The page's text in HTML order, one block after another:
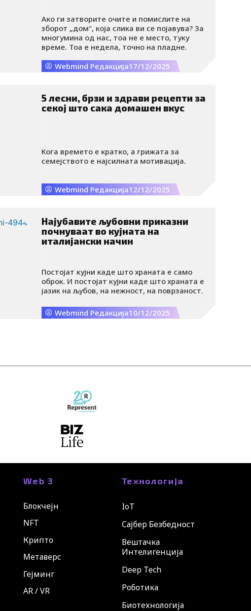
Ако ги затворите очите и помислите на
зборот „дом“, која слика ви се појавува? За
многумина од нас, тоа не е место, туку
време. Тоа е недела, точно на пладне.
Webmind Редакција17/12/2025
5 лесни, брзи и здрави рецепти за
секој што сака домашен вкус
Кога времето е кратко, а грижата за
семејството е најсилната мотивација.
Webmind Редакција12/12/2025
Најубавите љубовни приказни
почнуваат во кујната на
италијански начин
Постојат кујни каде што храната е само
оброк. И постојат кујни каде што храната е
јазик на љубов, на нежност, на поврзаност.
Webmind Редакција10/12/2025
Web 3
Блокчејн
NFT
Крипто
Метаверс
Гејминг
AR / VR
Технологија
IoT
Сајбер Безбедност
Вештачка
Интелигенција
Deep Tech
Роботика
Биотехнологија